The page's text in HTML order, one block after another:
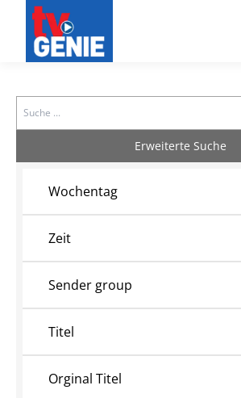
Search
Erweiterte Suche
Wochentag
Zeit
Sender group
Titel
Orginal Titel